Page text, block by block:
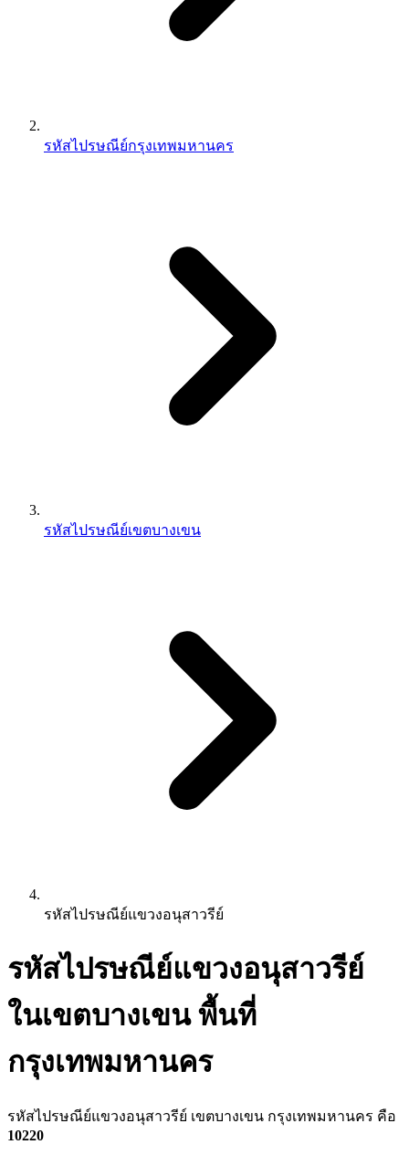
รหัสไปรษณีย์กรุงเทพมหานคร
รหัสไปรษณีย์เขตบางเขน
รหัสไปรษณีย์แขวงอนุสาวรีย์
รหัสไปรษณีย์แขวงอนุสาวรีย์
ในเขตบางเขน พื้นที่
กรุงเทพมหานคร
รหัสไปรษณีย์แขวงอนุสาวรีย์ เขตบางเขน กรุงเทพมหานคร คือ
10220